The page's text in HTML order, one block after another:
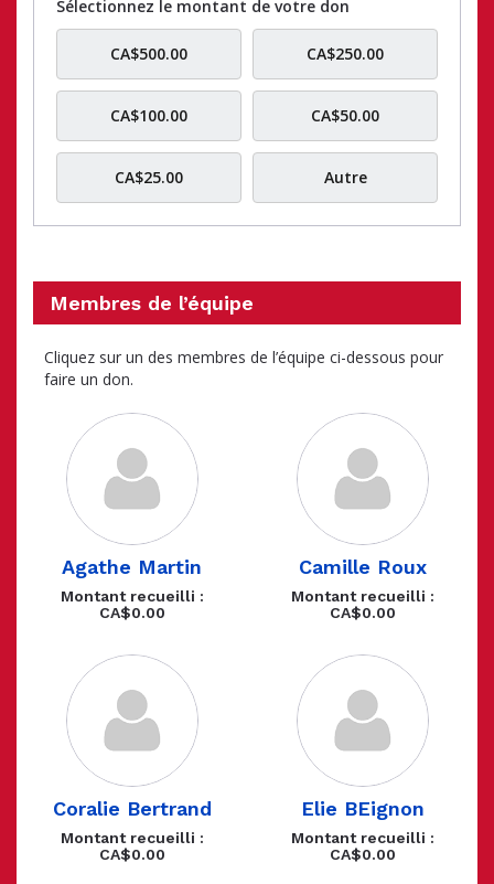
Sélectionnez le montant de votre don
CA$500.00 CA$250.00
CA$100.00 CA$50.00
CA$25.00 Autre
Membres de l’équipe
Cliquez sur un des membres de l’équipe ci-dessous pour
faire un don.
Agathe Martin
Montant recueilli :
CA$0.00
Camille Roux
Montant recueilli :
CA$0.00
Coralie Bertrand
Montant recueilli :
CA$0.00
Elie BEignon
Montant recueilli :
CA$0.00